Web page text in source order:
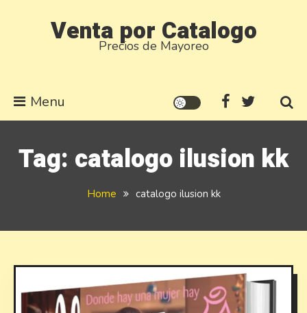
Venta por Catalogo
Precios de Mayoreo
Menu
Tag: catalogo ilusion kk
Home catalogo ilusion kk